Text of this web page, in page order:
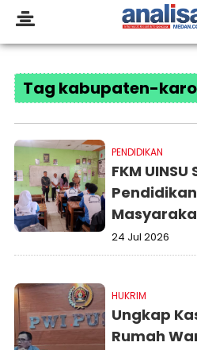
Tag kabupaten-karo
PENDIDIKAN
FKM
Karo
24 Jul 2026
HUKRIM
Ungkap
Rumah